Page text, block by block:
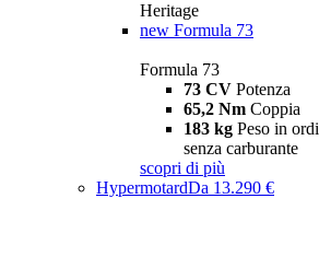
Heritage
new Formula 73
Formula 73
73 CV Potenza
65,2 Nm Coppia
183 kg Peso in
senza carburante
scopri di più
HypermotardDa 13.290 €